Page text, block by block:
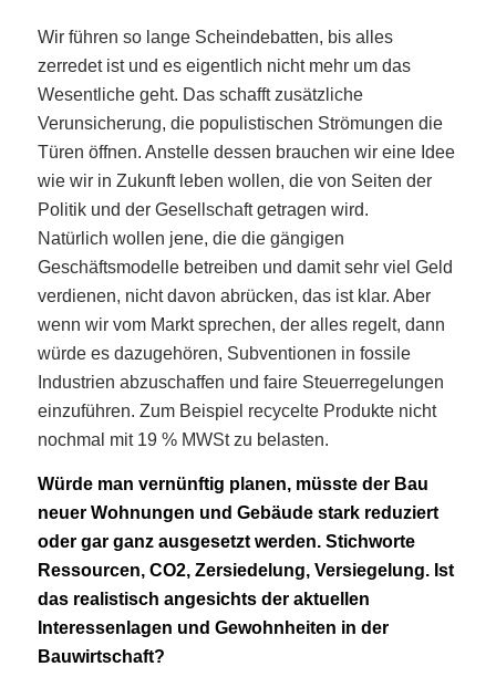
Wir führen so lange Scheindebatten, bis alles
zerredet ist und es eigentlich nicht mehr um das
Wesentliche geht. Das schafft zusätzliche
Verunsicherung, die populistischen Strömungen die
Türen öffnen. Anstelle dessen brauchen wir eine Idee
wie wir in Zukunft leben wollen, die von Seiten der
Politik und der Gesellschaft getragen wird.
Natürlich wollen jene, die die gängigen
Geschäftsmodelle betreiben und damit sehr viel Geld
verdienen, nicht davon abrücken, das ist klar. Aber
wenn wir vom Markt sprechen, der alles regelt, dann
würde es dazugehören, Subventionen in fossile
Industrien abzuschaffen und faire Steuerregelungen
einzuführen. Zum Beispiel recycelte Produkte nicht
nochmal mit 19 % MWSt zu belasten.
Würde man vernünftig planen, müsste der Bau
neuer Wohnungen und Gebäude stark reduziert
oder gar ganz ausgesetzt werden. Stichworte
Ressourcen, CO2, Zersiedelung, Versiegelung. Ist
das realistisch angesichts der aktuellen
Interessenlagen und Gewohnheiten in der
Bauwirtschaft?